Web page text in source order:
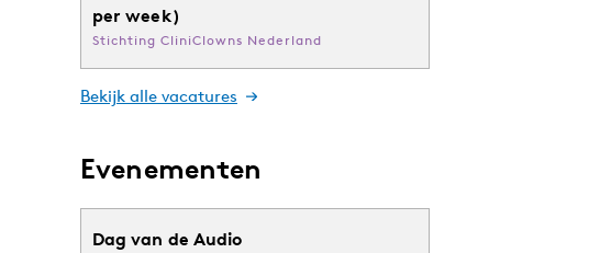
per week)
Stichting CliniClowns Nederland
Bekijk alle vacatures
Evenementen
Dag van de Audio